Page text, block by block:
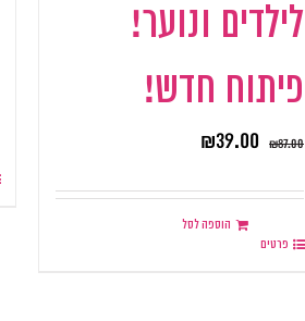
לילדים ונוער!
פיתוח חדש!
₪87.00
₪39.00
הוספה לסל
פרטים